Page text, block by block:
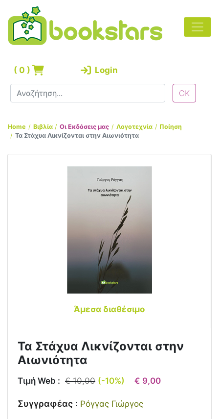
( 0 ) Login
Home Βιβλία Οι Εκδόσεις μας Λογοτεχνία
Ποίηση
Τα Στάχυα Λικνίζονται στην Αιωνιότητα
Άμεσα διαθέσιμο
Τα Στάχυα Λικνίζονται στην
Αιωνιότητα
Τιμή Web : € 10,00 (-10%) € 9,00
Συγγραφέας : Ρόγγας Γιώργος